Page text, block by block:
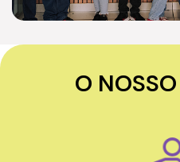
O NOSSO